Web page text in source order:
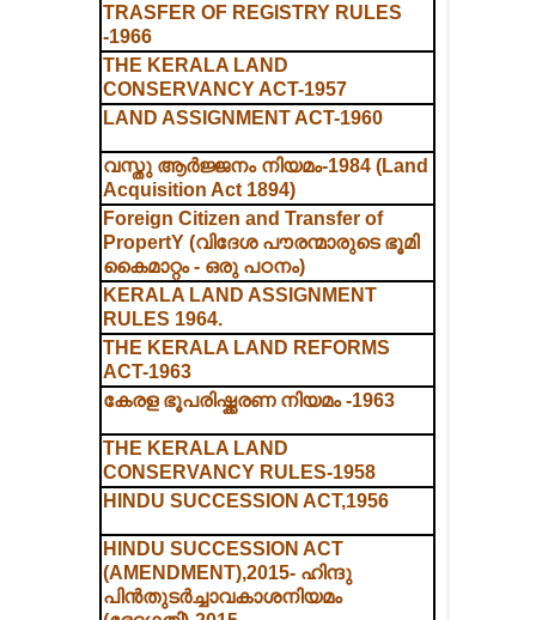
TRASFER OF REGISTRY RULES
-1966
THE KERALA LAND
CONSERVANCY ACT-1957
LAND ASSIGNMENT ACT-1960
വസ്തു ആർജ്ജനം നിയമം-1984 (Land
Acquisition Act 1894)
Foreign Citizen and Transfer of
PropertY (വിദേശ പൗരന്മാരുടെ ഭൂമി
കൈമാറ്റം - ഒരു പഠനം)
KERALA LAND ASSIGNMENT
RULES 1964.
THE KERALA LAND REFORMS
ACT-1963
കേരള ഭൂപരിഷ്ക്കരണ നിയമം -1963
THE KERALA LAND
CONSERVANCY RULES-1958
HINDU SUCCESSION ACT,1956
HINDU SUCCESSION ACT
(AMENDMENT),2015- ഹിന്ദു
പിൻതുടർച്ചാവകാശനിയമം